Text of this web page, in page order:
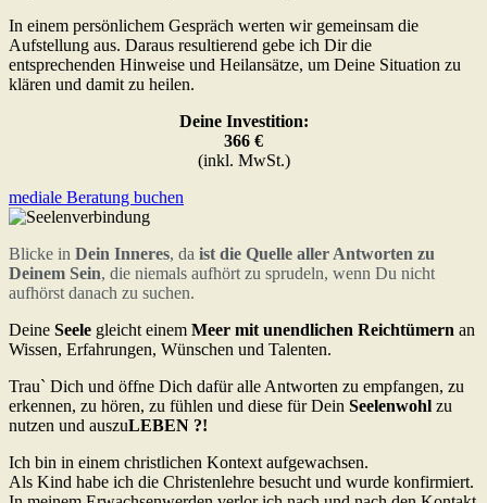
In einem persönlichem Gespräch werten wir gemeinsam die
Aufstellung aus. Daraus resultierend gebe ich Dir die
entsprechenden Hinweise und Heilansätze, um Deine Situation zu
klären und damit zu heilen.
Deine Investition:
366 €
(inkl. MwSt.)
mediale Beratung buchen
Blicke in Dein Inneres, da ist die Quelle aller Antworten zu
Deinem Sein, die niemals aufhört zu sprudeln, wenn Du nicht
aufhörst danach zu suchen.
Deine Seele gleicht einem Meer mit unendlichen Reichtümern an
Wissen, Erfahrungen, Wünschen und Talenten.
Trau` Dich und öffne Dich dafür alle Antworten zu empfangen, zu
erkennen, zu hören, zu fühlen und diese für Dein Seelenwohl zu
nutzen und auszuLEBEN ?!
Ich bin in einem christlichen Kontext aufgewachsen.
Als Kind habe ich die Christenlehre besucht und wurde konfirmiert.